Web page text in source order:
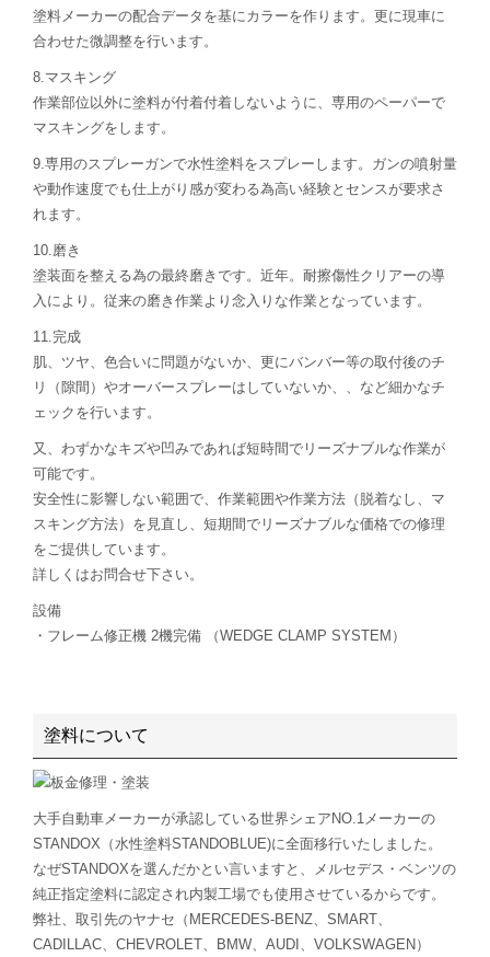
塗料メーカーの配合データを基にカラーを作ります。更に現車に
合わせた微調整を行います。
8.マスキング
作業部位以外に塗料が付着付着しないように、専用のペーパーで
マスキングをします。
9.専用のスプレーガンで水性塗料をスプレーします。ガンの噴射量
や動作速度でも仕上がり感が変わる為高い経験とセンスが要求さ
れます。
10.磨き
塗装面を整える為の最終磨きです。近年。耐擦傷性クリアーの導
入により。従来の磨き作業より念入りな作業となっています。
11.完成
肌、ツヤ、色合いに問題がないか、更にバンバー等の取付後のチ
リ（隙間）やオーバースプレーはしていないか、、など細かなチ
ェックを行います。
又、わずかなキズや凹みであれば短時間でリーズナブルな作業が
可能です。
安全性に影響しない範囲で、作業範囲や作業方法（脱着なし、マ
スキング方法）を見直し、短期間でリーズナブルな価格での修理
をご提供しています。
詳しくはお問合せ下さい。
設備
・フレーム修正機 2機完備 （WEDGE CLAMP SYSTEM）
塗料について
大手自動車メーカーが承認している世界シェアNO.1メーカーの
STANDOX（水性塗料STANDOBLUE)に全面移行いたしました。
なぜSTANDOXを選んだかとい言いますと、メルセデス・ベンツの
純正指定塗料に認定され内製工場でも使用させているからです。
弊社、取引先のヤナセ（MERCEDES-BENZ、SMART、
CADILLAC、CHEVROLET、BMW、AUDI、VOLKSWAGEN）